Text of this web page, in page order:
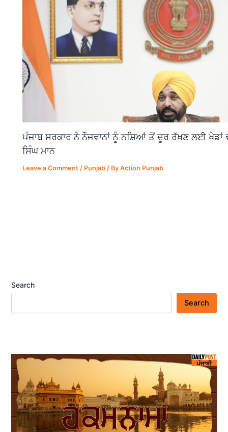
ਪੰਜਾਬ ਸਰਕਾਰ ਨੇ ਨੌਜਵਾਨਾਂ ਨੂੰ ਨਸ਼ਿਆਂ ਤੋਂ ਦੂਰ ਰੱਖਣ ਲਈ ਖੇਡਾਂ
ਸਿੰਘ ਮਾਨ
Leave a Comment / Punjab / ByAction Punjab
Search
Search